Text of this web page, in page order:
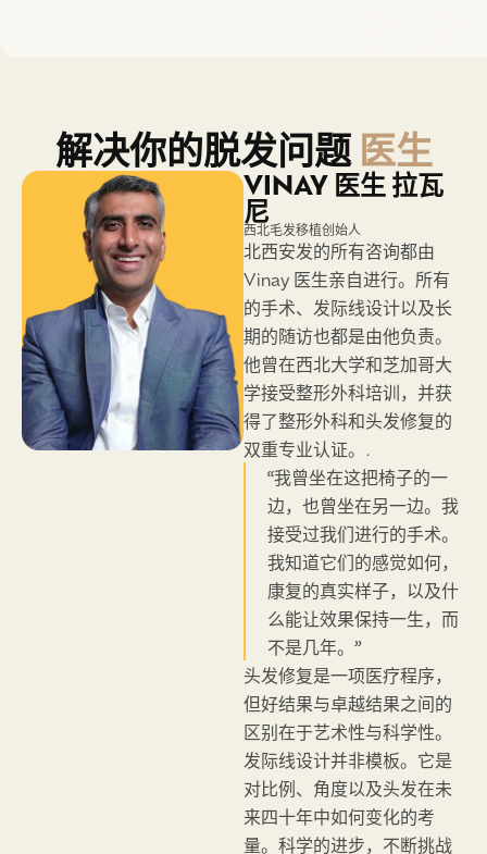
手术计划。在合适的病例
中，这种方法可以在不立
即进行手术的情况下，支
持毛发的自然生长。.
局部稀疏、明确的接受区
域，或在供体区域支持下
的发际线修复。咨询过程
与男性相同，包括供体评
估、发际线设计、毛囊单
位数量预测和定价。然
而，候选人评估更加保
守，因为女性脱发通常需
要结合药物治疗和再生治
疗，或者单用这些治疗方
式。一旦明确了候选资格
和可能的结果，许多女性
解决你的脱发问题医生
VINAY 医生 拉瓦
尼
西北毛发移植创始人
北西安发的所有咨询都由
Vinay 医生亲自进行。所有
的手术、发际线设计以及长
期的随访也都是由他负责。
他曾在西北大学和芝加哥大
学接受整形外科培训，并获
得了整形外科和头发修复的
双重专业认证。.
“我曾坐在这把椅子的一
边，也曾坐在另一边。我
接受过我们进行的手术。
我知道它们的感觉如何，
康复的真实样子，以及什
么能让效果保持一生，而
不是几年。”
头发修复是一项医疗程序，
但好结果与卓越结果之间的
区别在于艺术性与科学性。
发际线设计并非模板。它是
对比例、角度以及头发在未
来四十年中如何变化的考
量。科学的进步，不断挑战